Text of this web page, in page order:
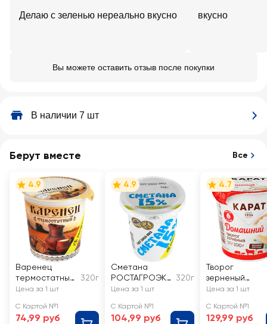
Делаю с зеленью нереально вкусно вкусно
Вы можете оставить отзыв после покупки
В наличии 7 шт
Берут вместе Все
4.9
Варенец
термостатный
РОСТАГРОЭКС
без змж
320г
Цена за 1 шт
С Картой №1
74,99 руб
4.9
Сметана
РОСТАГРОЭКС
ПОРТ 15%, без
320г
Цена за 1 шт
С Картой №1
104,99 руб
4.7
Творог
зерненый
КАРАТ
без змж
Цена за 1 шт
С Картой №1
129,99 руб